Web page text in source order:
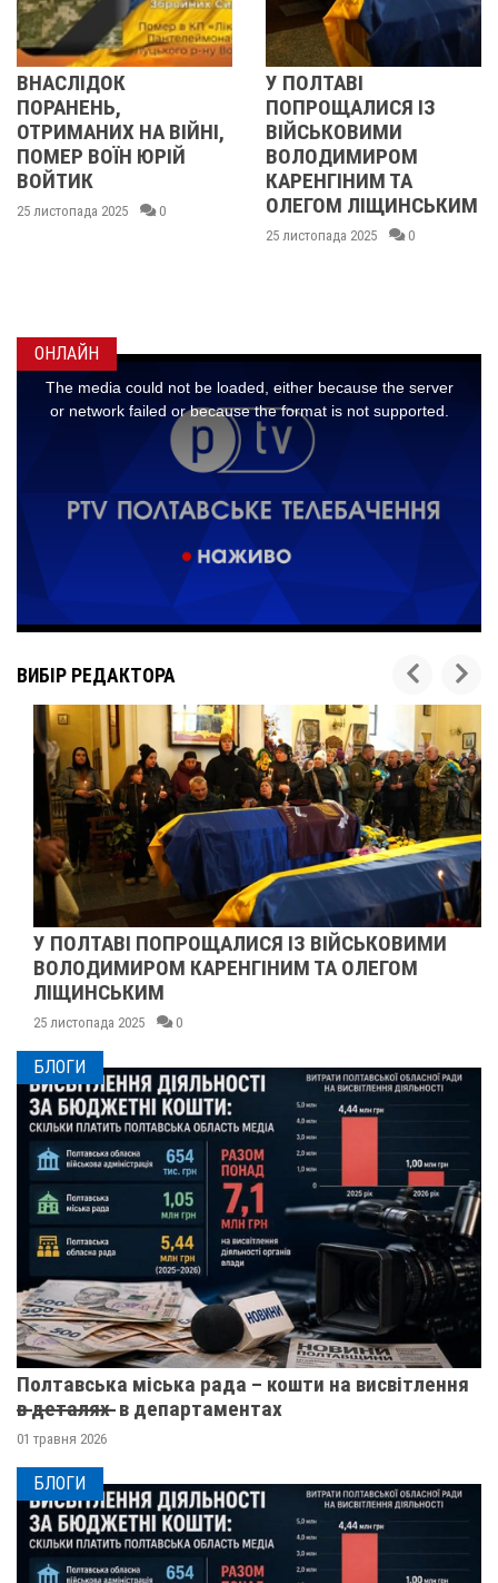
У ПОЛТАВІ
ПОПРОЩАЛИСЯ ІЗ
ВІЙСЬКОВИМИ
ВОЛОДИМИРОМ
КАРЕНГІНИМ ТА
ОЛЕГОМ ЛІЩИНСЬКИМ
У ПОЛТАВІ
ПОПРОЩАЛИСЯ ІЗ
БІЙЦЯМИ
ОЛЕКСАНДРОМ
ІВАЩЕНКОМ,
ДМИТРОМ
КИСЛИЧЕНКОМ ТА
ОНЛАЙН
ВИБІР РЕДАКТОРА
У ПОЛТАВІ ПОПРОЩАЛИСЯ ІЗ ВІЙСЬКОВИМИ
ВОЛОДИМИРОМ КАРЕНГІНИМ ТА ОЛЕГОМ
ЛІЩИНСЬКИМ
25 листопада 2025 0
БЛОГИ
Полтавська міська рада – кошти на висвітлення
в̶ ̶д̶е̶т̶а̶л̶я̶х̶ ̶ в департаментах
01 травня 2026
БЛОГИ